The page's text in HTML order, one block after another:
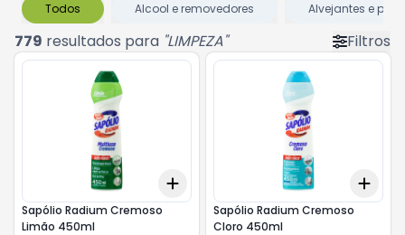
Todos Alcool e removedores Alvejantes e pré
779 resultados para "LIMPEZA" Filtros
Add
Sapólio Radium Cremoso
Limão 450ml
Add
Sapólio Radium Cremoso
Cloro 450ml